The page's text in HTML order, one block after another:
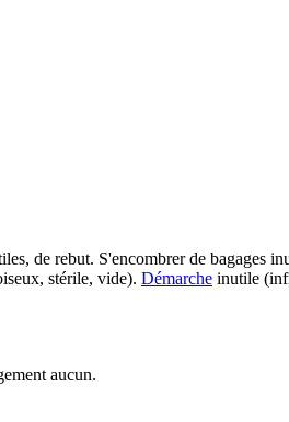
de rebut. S'encombrer de bagages
stérile, vide). Démarche inutile
aucun.